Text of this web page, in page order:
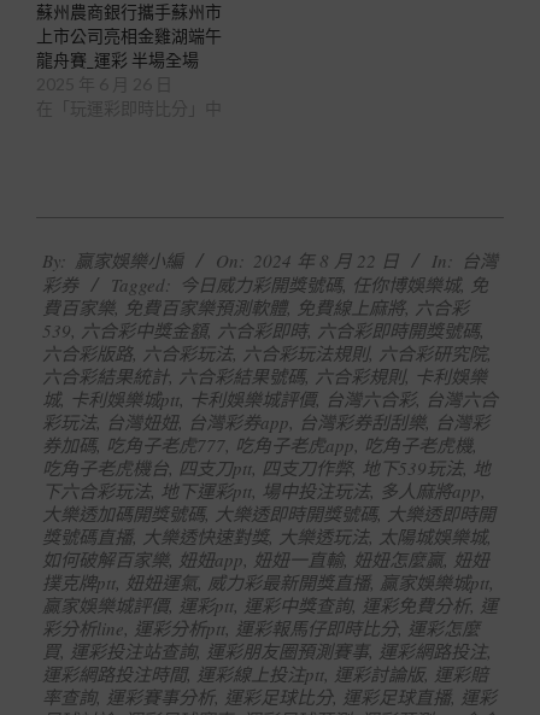
蘇州農商銀行攜手蘇州市
上市公司亮相金雞湖端午
龍舟賽_運彩 半場全場
08-
22
By: 贏家娛樂小編 On: 2024 年 8 月 22 日 In: 台灣
彩券
Tagged: 今日威力彩開獎號碼, 任你博娛樂城, 免
費百家樂, 免費百家樂預測軟體, 免費線上麻將, 六合彩
539, 六合彩中獎金額, 六合彩即時, 六合彩即時開獎號碼,
六合彩版路, 六合彩玩法, 六合彩玩法規則, 六合彩研究院,
六合彩結果統計, 六合彩結果號碼, 六合彩規則, 卡利娛樂
城, 卡利娛樂城ptt, 卡利娛樂城評價, 台灣六合彩, 台灣六合
彩玩法, 台灣妞妞, 台灣彩券app, 台灣彩券刮刮樂, 台灣彩
券加碼, 吃角子老虎777, 吃角子老虎app, 吃角子老虎機,
吃角子老虎機台, 四支刀ptt, 四支刀作弊, 地下539玩法, 地
下六合彩玩法, 地下運彩ptt, 場中投注玩法, 多人麻將app,
大樂透加碼開獎號碼, 大樂透即時開獎號碼, 大樂透即時開
獎號碼直播, 大樂透快速對獎, 大樂透玩法, 太陽城娛樂城,
如何破解百家樂, 妞妞app, 妞妞一直輸, 妞妞怎麼贏, 妞妞
撲克牌ptt, 妞妞運氣, 威力彩最新開獎直播, 贏家娛樂城ptt,
贏家娛樂城評價, 運彩ptt, 運彩中獎查詢, 運彩免費分析, 運
彩分析line, 運彩分析ptt, 運彩報馬仔即時比分, 運彩怎麼
買, 運彩投注站查詢, 運彩朋友圈預測賽事, 運彩網路投注,
運彩網路投注時間, 運彩線上投注ptt, 運彩討論版, 運彩賠
率查詢, 運彩賽事分析, 運彩足球比分, 運彩足球直播, 運彩